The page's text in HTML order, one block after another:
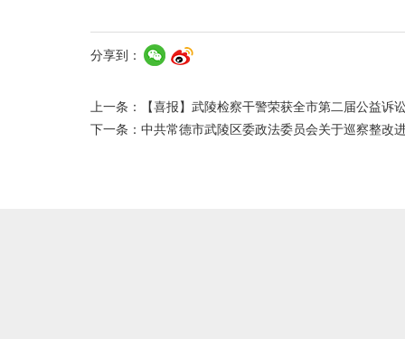
分享到：
上一条：
【喜报】武陵检察干警荣获全市第二届公益诉
下一条： 中共常德市武陵区委政法委员会关于巡察整改